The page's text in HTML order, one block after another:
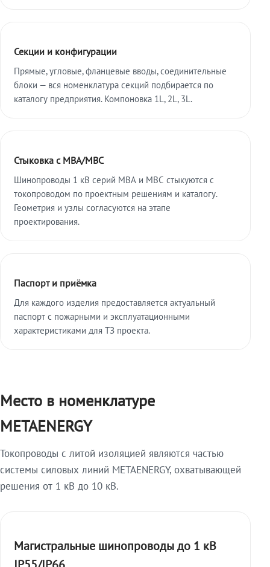
Секции и конфигурации
Прямые, угловые, фланцевые вводы, соединительные
блоки — вся номенклатура секций подбирается по
каталогу предприятия. Компоновка 1L, 2L, 3L.
Стыковка с МВА/МВС
Шинопроводы 1 кВ серий МВА и МВС стыкуются с
токопроводом по проектным решениям и каталогу.
Геометрия и узлы согласуются на этапе
проектирования.
Паспорт и приёмка
Для каждого изделия предоставляется актуальный
паспорт с пожарными и эксплуатационными
характеристиками для ТЗ проекта.
Место в номенклатуре
METAENERGY
Токопроводы с литой изоляцией являются частью
системы силовых линий METAENERGY, охватывающей
решения от 1 кВ до 10 кВ.
Магистральные шинопроводы до 1 кВ